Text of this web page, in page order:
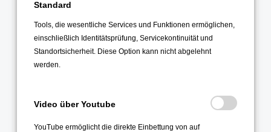
Dezember 2021
November 2021
Oktober 2021
September 2021
Juli 2021
Juni 2021
Standard
Tools, die wesentliche Services und Funktionen ermöglichen,
einschließlich Identitätsprüfung, Servicekontinuität und
Standortsicherheit. Diese Option kann nicht abgelehnt
werden.
Video über Youtube
YouTube ermöglicht die direkte Einbettung von auf